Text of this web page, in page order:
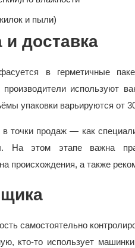
и пыли)
и доставка
в герметичные
используют
упаковки варьируются от
в точки продаж — как
На этом этапе важна
происхождения, а также
самостоятельно
кто-то использует